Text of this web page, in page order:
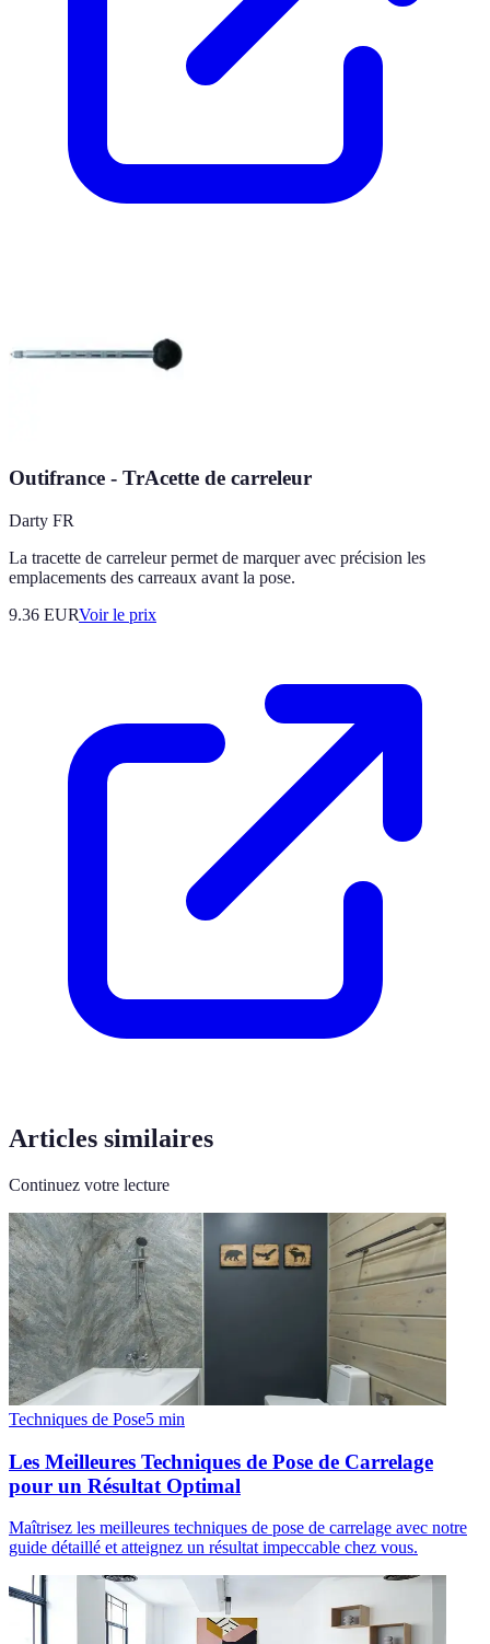
Outifrance - TrAcette de carreleur
Darty FR
La tracette de carreleur permet de marquer avec précision les
emplacements des carreaux avant la pose.
9.36 EURVoir le prix
Articles similaires
Continuez votre lecture
Techniques de Pose5 min
Les Meilleures Techniques de Pose de Carrelage
pour un Résultat Optimal
Maîtrisez les meilleures techniques de pose de carrelage avec notre
guide détaillé et atteignez un résultat impeccable chez vous.